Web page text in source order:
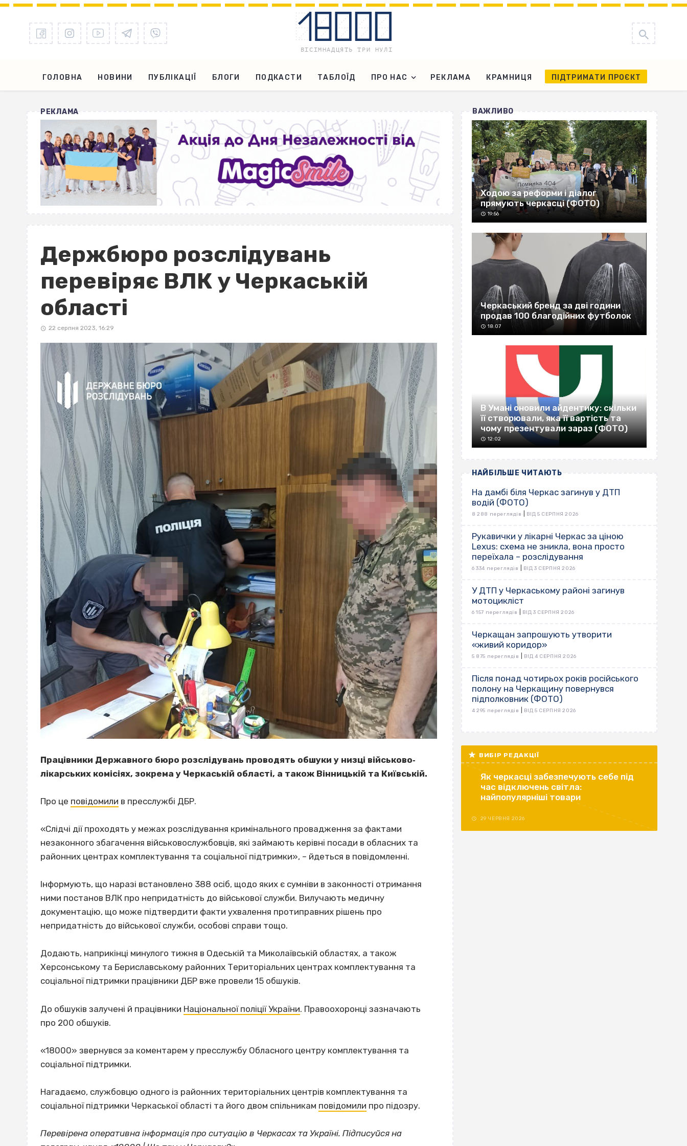
ГОЛОВНА НОВИНИ ПУБЛІКАЦІЇ БЛОГИ ПОДКАСТИ ТАБЛОЇД ПРО НАС РЕКЛАМА КРАМНИЦЯ ПІДТРИМАТИ ПРОЄКТ
РЕКЛАМА
Держбюро розслідувань
перевіряє ВЛК у Черкаській
області
22 серпня 2023, 16:29
Працівники Державного бюро розслідувань проводять обшуки у низці військово‐
лікарських комісіях, зокрема у Черкаській області, а також Вінницькій та Київській.
Про це повідомили в пресслужбі ДБР.
«Слідчі дії проходять у межах розслідування кримінального провадження за фактами
незаконного збагачення військовослужбовців, які займають керівні посади в обласних та
районних центрах комплектування та соціальної підтримки», – йдеться в повідомленні.
Інформують, що наразі встановлено 388 осіб, щодо яких є сумніви в законності отримання
ними постанов ВЛК про непридатність до військової служби. Вилучають медичну
документацію, що може підтвердити факти ухвалення протиправних рішень про
непридатність до військової служби, особові справи тощо.
Додають, наприкінці минулого тижня в Одеській та Миколаївській областях, а також
Херсонському та Бериславському районних Територіальних центрах комплектування та
соціальної підтримки працівники ДБР вже провели 15 обшуків.
До обшуків залучені й працівники Національної поліції України. Правоохоронці зазначають
про 200 обшуків.
«18000» звернувся за коментарем у пресслужбу Обласного центру комплектування та
соціальної підтримки.
Нагадаємо, службовцю одного із районних територіальних центрів комплектування та
соціальної підтримки Черкаської області та його двом спільникам повідомили про підозру.
Перевірена оперативна інформація про ситуацію в Черкасах та Україні. Підписуйся на
ВАЖЛИВО
Ходою за реформи і діалог
прямують черкасці (ФОТО)
19:56
Черкаський бренд за дві години
продав 100 благодійних футболок
18:07
В Умані оновили айдентику: скільки
її створювали, яка її вартість та
чому презентували зараз (ФОТО)
12:02
НАЙБІЛЬШЕ ЧИТАЮТЬ
На дамбі біля Черкас загинув у ДТП
водій (ФОТО)
8 288 переглядів ВІД 5 СЕРПНЯ 2026
Рукавички у лікарні Черкас за ціною
Lexus: схема не зникла, вона просто
переїхала – розслідування
6 334 переглядів ВІД 3 СЕРПНЯ 2026
У ДТП у Черкаському районі загинув
мотоцикліст
6 157 переглядів ВІД 3 СЕРПНЯ 2026
Черкащан запрошують утворити
«живий коридор»
5 875 переглядів ВІД 4 СЕРПНЯ 2026
Після понад чотирьох років російського
полону на Черкащину повернувся
підполковник (ФОТО)
4 295 переглядів ВІД 5 СЕРПНЯ 2026
ВИБІР РЕДАКЦІЇ
Як черкасці забезпечують себе під
час відключень світла:
найпопулярніші товари
29 ЧЕРВНЯ 2026